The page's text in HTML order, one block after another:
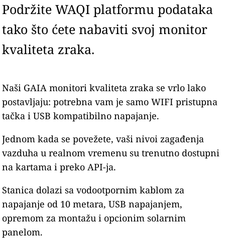
Podržite WAQI platformu podataka
tako što ćete nabaviti svoj monitor
kvaliteta zraka.
Naši GAIA monitori kvaliteta zraka se vrlo lako
postavljaju: potrebna vam je samo WIFI pristupna
tačka i USB kompatibilno napajanje.
Jednom kada se povežete, vaši nivoi zagađenja
vazduha u realnom vremenu su trenutno dostupni
na kartama i preko API-ja.
Stanica dolazi sa vodootpornim kablom za
napajanje od 10 metara, USB napajanjem,
opremom za montažu i opcionim solarnim
panelom.